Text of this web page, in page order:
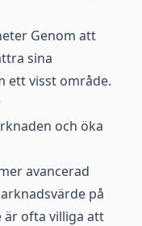
Genom att
sina
ett visst område.
och öka
avancerad
på
är ofta villiga att